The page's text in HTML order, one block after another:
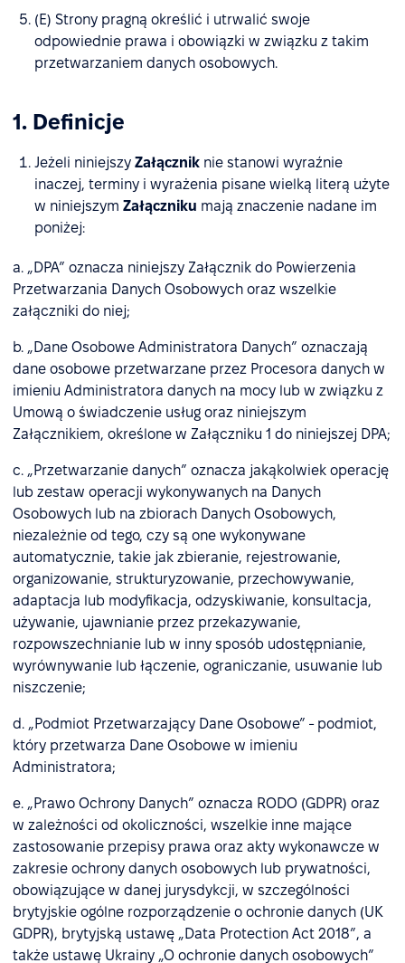
(E) Strony pragną określić i utrwalić swoje
odpowiednie prawa i obowiązki w związku z takim
przetwarzaniem danych osobowych.
1. Definicje
Jeżeli niniejszy Załącznik nie stanowi wyraźnie
inaczej, terminy i wyrażenia pisane wielką literą użyte
w niniejszym Załączniku mają znaczenie nadane im
poniżej:
a. „DPA” oznacza niniejszy Załącznik do Powierzenia
Przetwarzania Danych Osobowych oraz wszelkie
załączniki do niej;
b. „Dane Osobowe Administratora Danych” oznaczają
dane osobowe przetwarzane przez Procesora danych w
imieniu Administratora danych na mocy lub w związku z
Umową o świadczenie usług oraz niniejszym
Załącznikiem, określone w Załączniku 1 do niniejszej DPA;
c. „Przetwarzanie danych” oznacza jakąkolwiek operację
lub zestaw operacji wykonywanych na Danych
Osobowych lub na zbiorach Danych Osobowych,
niezależnie od tego, czy są one wykonywane
automatycznie, takie jak zbieranie, rejestrowanie,
organizowanie, strukturyzowanie, przechowywanie,
adaptacja lub modyfikacja, odzyskiwanie, konsultacja,
używanie, ujawnianie przez przekazywanie,
rozpowszechnianie lub w inny sposób udostępnianie,
wyrównywanie lub łączenie, ograniczanie, usuwanie lub
niszczenie;
d. „Podmiot Przetwarzający Dane Osobowe” - podmiot,
który przetwarza Dane Osobowe w imieniu
Administratora;
e. „Prawo Ochrony Danych” oznacza RODO (GDPR) oraz
w zależności od okoliczności, wszelkie inne mające
zastosowanie przepisy prawa oraz akty wykonawcze w
zakresie ochrony danych osobowych lub prywatności,
obowiązujące w danej jurysdykcji, w szczególności
brytyjskie ogólne rozporządzenie o ochronie danych (UK
GDPR), brytyjską ustawę „Data Protection Act 2018”, a
także ustawę Ukrainy „O ochronie danych osobowych”